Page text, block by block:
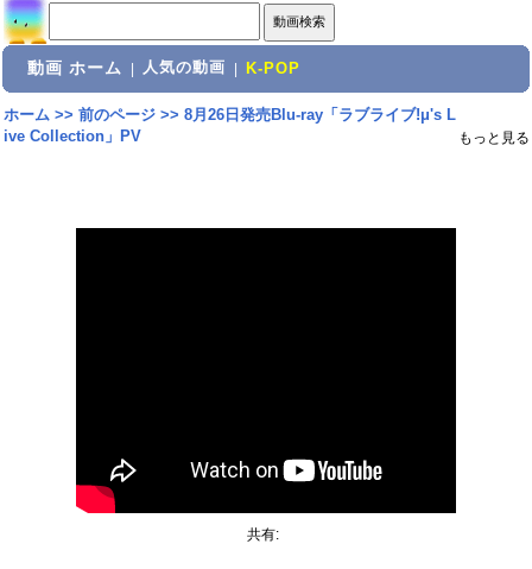
動画 ホーム 人気の動画 K-POP
ホーム>> 前のページ>> 8月26日発売Blu-ray「ラブライブ!μ's L
ive Collection」PV
もっと見る
共有: